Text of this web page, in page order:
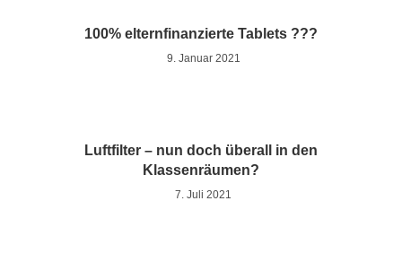
100% elternfinanzierte Tablets ???
9. Januar 2021
Luftfilter – nun doch überall in den
Klassenräumen?
7. Juli 2021